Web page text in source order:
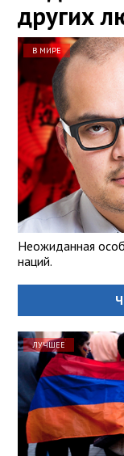
других
В МИРЕ
Неожиданная
наций.
ЛУЧШЕЕ